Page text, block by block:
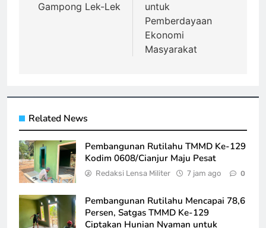
Gampong Lek-Lek
untuk
Pemberdayaan
Ekonomi
Masyarakat
Related News
Pembangunan Rutilahu TMMD Ke-129
Kodim 0608/Cianjur Maju Pesat
Redaksi Lensa Militer 7 jam ago 0
Pembangunan Rutilahu Mencapai 78,6
Persen, Satgas TMMD Ke-129
Ciptakan Hunian Nyaman untuk